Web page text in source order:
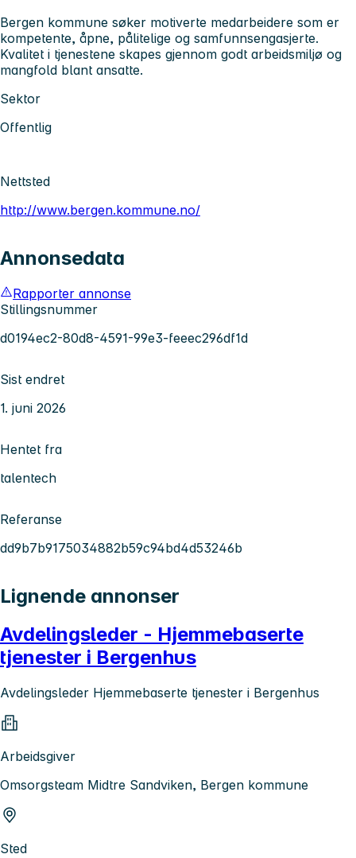
Bergen kommune søker motiverte medarbeidere som er
kompetente, åpne, pålitelige og samfunnsengasjerte.
Kvalitet i tjenestene skapes gjennom godt arbeidsmiljø og
mangfold blant ansatte.
Sektor
Offentlig
Nettsted
http://www.bergen.kommune.no/
Annonsedata
Rapporter annonse
Stillingsnummer
d0194ec2-80d8-4591-99e3-feeec296df1d
Sist endret
1. juni 2026
Hentet fra
talentech
Referanse
dd9b7b9175034882b59c94bd4d53246b
Lignende annonser
Avdelingsleder - Hjemmebaserte
tjenester i Bergenhus
Avdelingsleder Hjemmebaserte tjenester i Bergenhus
Arbeidsgiver
Omsorgsteam Midtre Sandviken, Bergen kommune
Sted